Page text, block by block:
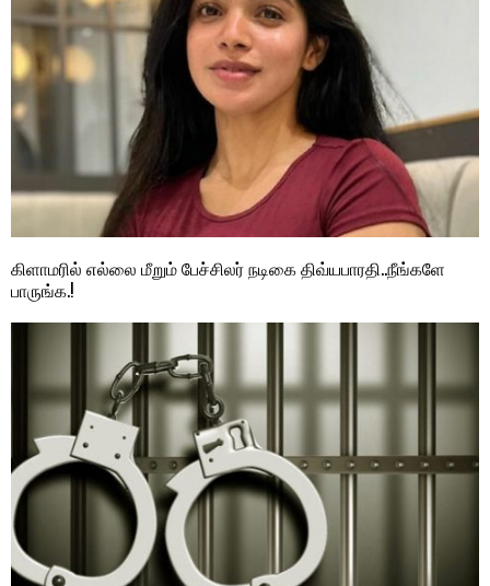
கிளாமரில் எல்லை மீறும் பேச்சிலர் நடிகை திவ்யபாரதி..நீங்களே
பாருங்க.!